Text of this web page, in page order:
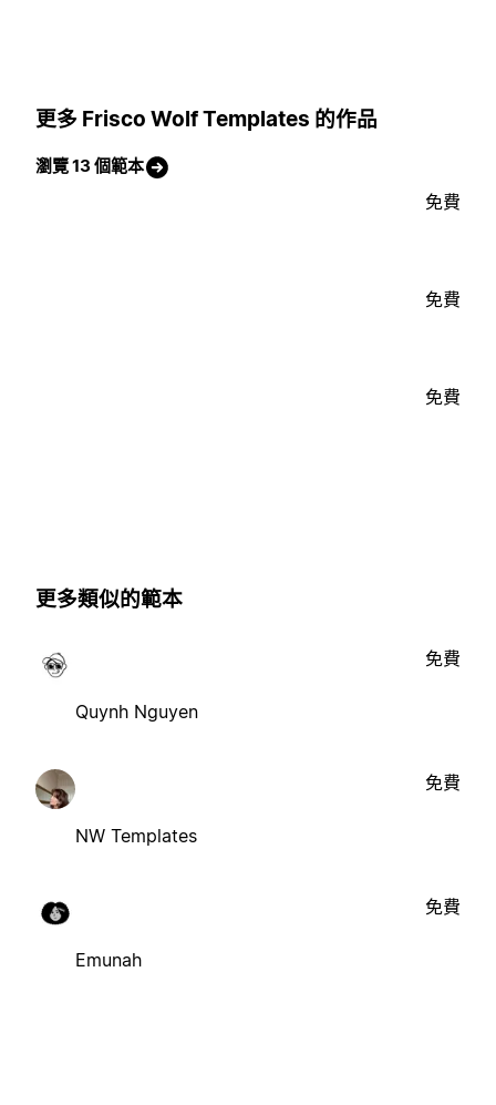
更多 Frisco Wolf Templates 的作品
瀏覽 13 個範本
免費
免費
免費
更多類似的範本
Quynh Nguyen
免費
NW Templates
免費
Emunah
免費